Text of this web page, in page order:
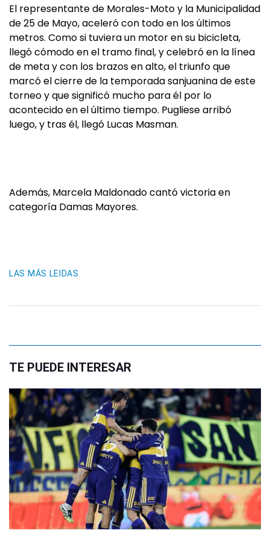
El representante de Morales-Moto y la Municipalidad
de 25 de Mayo, aceleró con todo en los últimos
metros. Como si tuviera un motor en su bicicleta,
llegó cómodo en el tramo final, y celebró en la línea
de meta y con los brazos en alto, el triunfo que
marcó el cierre de la temporada sanjuanina de este
torneo y que significó mucho para él por lo
acontecido en el último tiempo. Pugliese arribó
luego, y tras él, llegó Lucas Masman.
Además, Marcela Maldonado cantó victoria en
categoría Damas Mayores.
LAS MÁS LEIDAS
TE PUEDE INTERESAR